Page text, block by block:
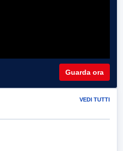
Guarda ora
VEDI TUTTI